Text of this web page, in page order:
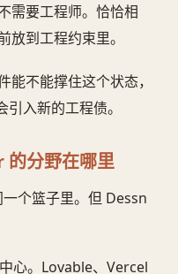
需要工程师。恰恰相
到工程约束里。
不能撑住这个状态，
入新的工程债。
分野在哪里
个篮子里。但 Dessn
心。Lovable、Vercel